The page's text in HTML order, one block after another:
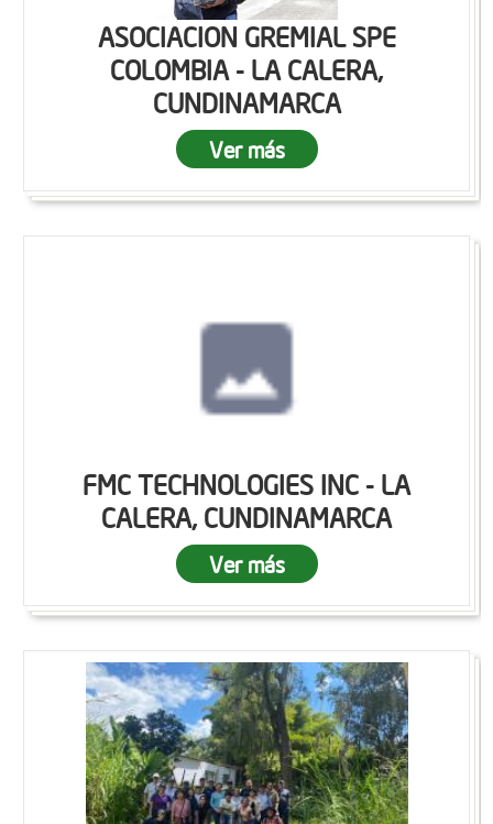
ASOCIACION GREMIAL SPE
COLOMBIA - LA CALERA,
CUNDINAMARCA
Ver más
FMC TECHNOLOGIES INC - LA
CALERA, CUNDINAMARCA
Ver más